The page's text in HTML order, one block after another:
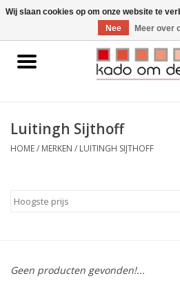
Home
Gadgets
Luitingh Sijthoff
HOME/ MERKEN / LUITINGH SIJTHOFF
Geen producten gevonden!...
Wij slaan cookies op om onze website te
Nee
Meer over